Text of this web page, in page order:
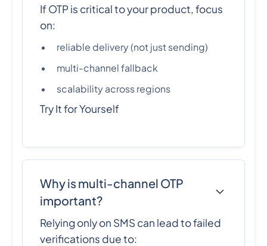
If OTP is critical to your product, focus
on:
reliable delivery (not just sending)
multi-channel fallback
scalability across regions
Try It for Yourself
Why is multi-channel OTP
important?
Relying only on SMS can lead to failed
verifications due to: